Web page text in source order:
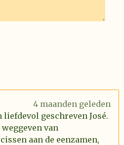
4 maanden geleden
geschreven José.
van
aan de eenzamen,